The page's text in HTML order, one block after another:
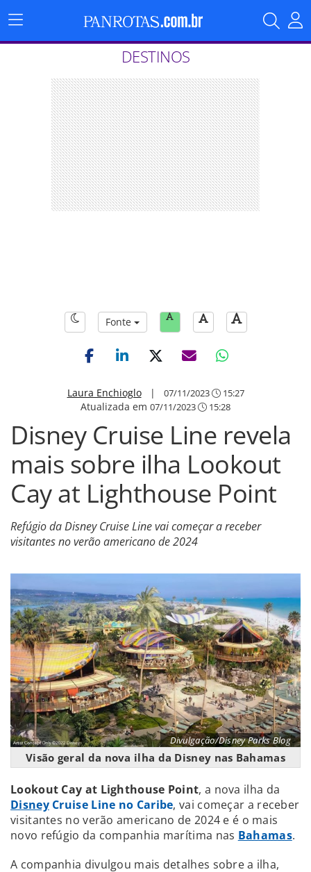
Menu
Principal
DESTINOS
Fonte
Laura Enchioglo| 07/11/2023 15:27
Atualizada em 07/11/2023 15:28
Disney Cruise Line revela
mais sobre ilha Lookout
Cay at Lighthouse Point
Refúgio da Disney Cruise Line vai começar a receber
visitantes no verão americano de 2024
Divulgação/Disney Parks Blog
Visão geral da nova ilha da Disney nas Bahamas
Lookout Cay at Lighthouse Point, a nova ilha da
Disney Cruise Line no Caribe, vai começar a receber
visitantes no verão americano de 2024 e é o mais
novo refúgio da companhia marítima nas Bahamas.
A companhia divulgou mais detalhes sobre a ilha,